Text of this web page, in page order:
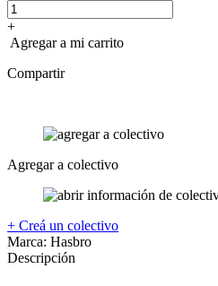
+
Agregar a mi carrito
Compartir
Agregar a colectivo
+ Creá un colectivo
Marca: Hasbro
Descripción